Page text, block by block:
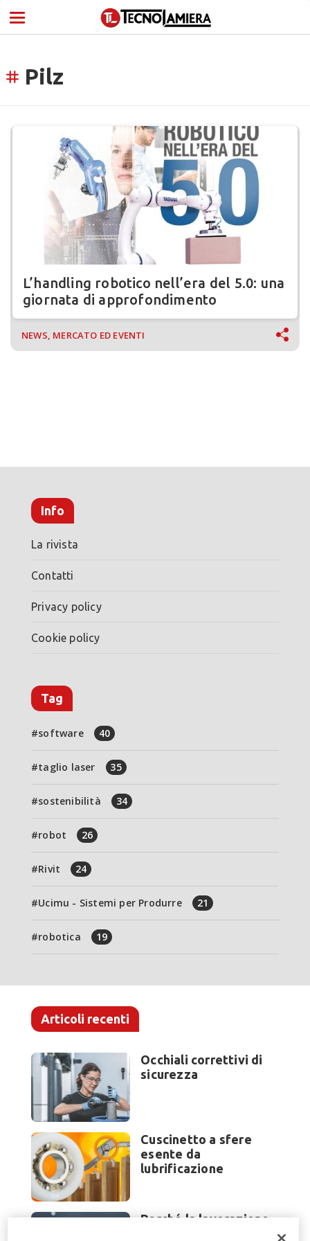
tag Pilz
L’handling robotico nell’era del 5.0: una
giornata di approfondimento
NEWS, MERCATO ED EVENTI
Info
La rivista
Contatti
Privacy policy
Cookie policy
Tag
software 40
taglio laser 35
sostenibilità 34
robot 26
Rivit 24
Ucimu - Sistemi per Produrre 21
robotica 19
Articoli recenti
Occhiali correttivi di
sicurezza
Cuscinetto a sfere
esente da
lubrificazione
Perché la lavorazione